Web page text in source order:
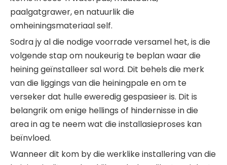
paalgatgrawer, en natuurlik die
omheiningsmateriaal self.
Sodra jy al die nodige voorrade versamel het, is die
volgende stap om noukeurig te beplan waar die
heining geïnstalleer sal word. Dit behels die merk
van die liggings van die heiningpale en om te
verseker dat hulle eweredig gespasieer is. Dit is
belangrik om enige hellings of hindernisse in die
area in ag te neem wat die installasieproses kan
beïnvloed.
Wanneer dit kom by die werklike installering van die